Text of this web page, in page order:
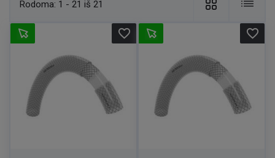
Rodoma: 1 - 21 iš 21
favorite_border favorite_border